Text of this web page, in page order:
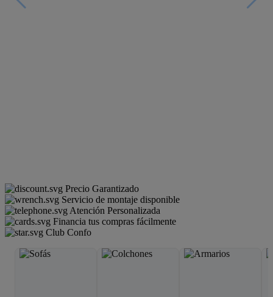
Precio Garantizado
Servicio de montaje disponible
Atención Personalizada
Financia tus compras fácilmente
Club Confo